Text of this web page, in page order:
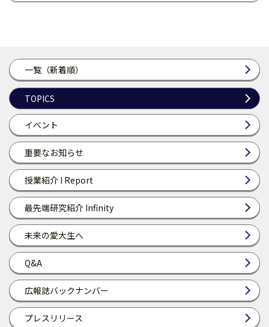
一覧（新着順）
TOPICS
イベント
重要なお知らせ
授業紹介 I Report
最先端研究紹介 Infinity
未来の愛大生へ
Q&A
広報誌バックナンバー
プレスリリース